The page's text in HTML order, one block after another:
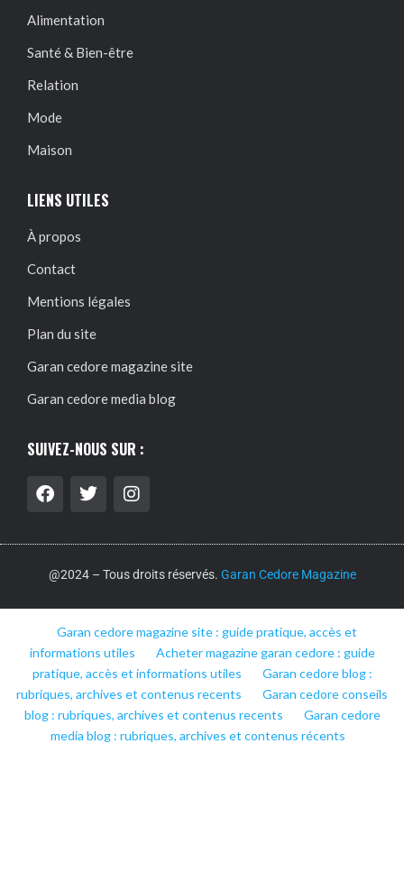
Alimentation
Santé & Bien-être
Relation
Mode
Maison
LIENS UTILES
À propos
Contact
Mentions légales
Plan du site
Garan cedore magazine site
Garan cedore media blog
SUIVEZ-NOUS SUR :
@2024 – Tous droits réservés. Garan Cedore Magazine
Garan cedore magazine site : guide pratique, accès et
informations utiles
Acheter magazine garan cedore : guide
pratique, accès et informations utiles
Garan cedore blog :
rubriques, archives et contenus recents
Garan cedore conseils
blog : rubriques, archives et contenus recents
Garan cedore
media blog : rubriques, archives et contenus récents